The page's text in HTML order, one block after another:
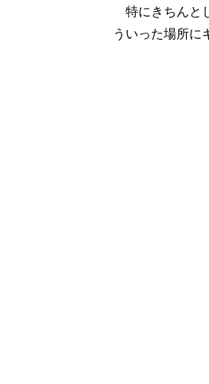
特にきちんと
ういった場所に